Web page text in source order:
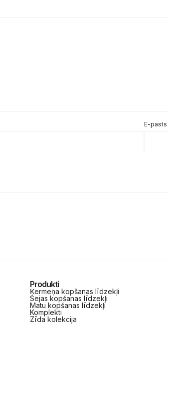
E-pasts
Produkti
Ķermeņa kopšanas līdzekļi
Sejas kopšanas līdzekļi
Matu kopšanas līdzekļi
Komplekti
Zīda kolekcija